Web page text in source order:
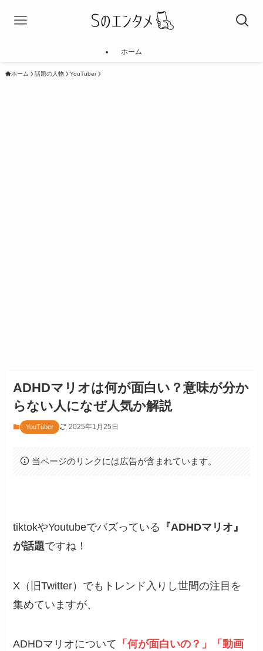
ホーム
ホーム 話題の人物 YouTuber
ADHDマリオは何が面白い？意味が分か
らない人になぜ人気か解説
YouTuber 2025年1月25日
当ページのリンクには広告が含まれています。
tiktokやYoutubeでバズっている
『ADHDマリオ』
が話題ですね！
X（旧Twitter）でもトレンド入りし世間の注目を
集めていますが、
ADHDマリオについて 「何が面白いの？」「動画